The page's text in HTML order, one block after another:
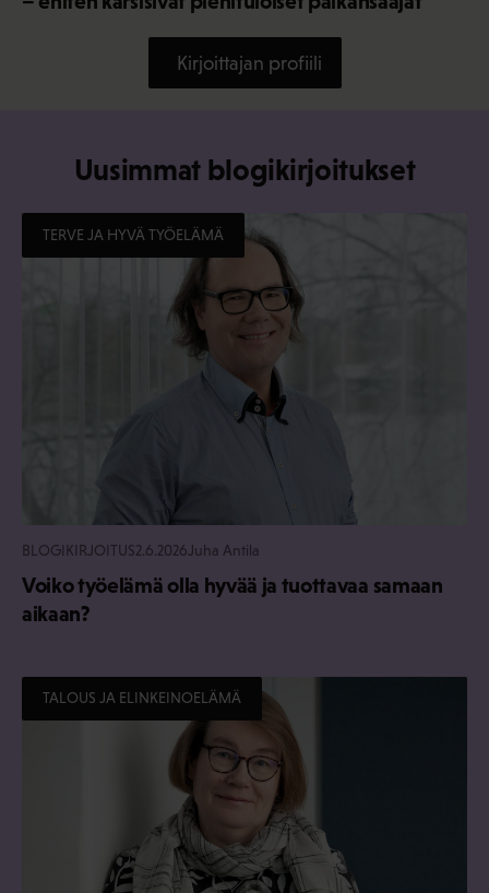
Kirjoittajan profiili
Uusimmat blogikirjoitukset
TERVE JA HYVÄ TYÖELÄMÄ
BLOGIKIRJOITUS2.6.2026 Juha Antila
Voiko työelämä olla hyvää ja tuottavaa samaan
aikaan?
TALOUS JA ELINKEINOELÄMÄ